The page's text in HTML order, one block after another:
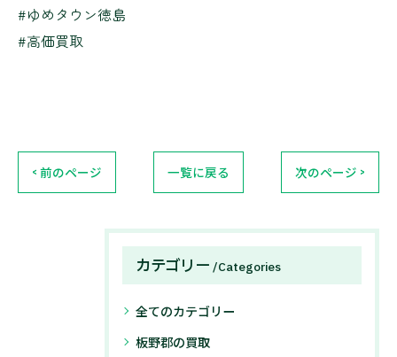
#ゆめタウン徳島
#高価買取
< 前のページ 一覧に戻る 次のページ >
カテゴリー Categories
全てのカテゴリー
板野郡の買取